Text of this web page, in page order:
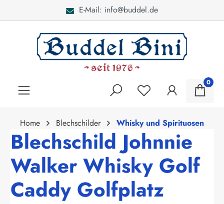
E-Mail: info@buddel.de
0
Home Blechschilder Whisky und Spirituosen
Blechschild Johnnie
Walker Whisky Golf
Caddy Golfplatz